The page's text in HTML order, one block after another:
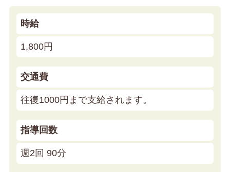
時給
1,800円
交通費
往復1000円まで支給されます。
指導回数
週2回 90分